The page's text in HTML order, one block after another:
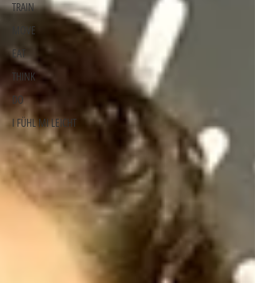
TRAIN
MOVE
EAT
THINK
DO
I FÜHL MI LEICHT